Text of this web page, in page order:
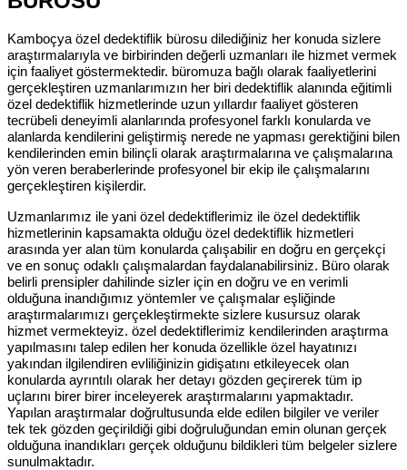
Kamboçya özel dedektiflik bürosu dilediğiniz her konuda sizlere
araştırmalarıyla ve birbirinden değerli uzmanları ile hizmet vermek
için faaliyet göstermektedir. büromuza bağlı olarak faaliyetlerini
gerçekleştiren uzmanlarımızın her biri dedektiflik alanında eğitimli
özel dedektiflik hizmetlerinde uzun yıllardır faaliyet gösteren
tecrübeli deneyimli alanlarında profesyonel farklı konularda ve
alanlarda kendilerini geliştirmiş nerede ne yapması gerektiğini bilen
kendilerinden emin bilinçli olarak araştırmalarına ve çalışmalarına
yön veren beraberlerinde profesyonel bir ekip ile çalışmalarını
gerçekleştiren kişilerdir.
Uzmanlarımız ile yani özel dedektiflerimiz ile özel dedektiflik
hizmetlerinin kapsamakta olduğu özel dedektiflik hizmetleri
arasında yer alan tüm konularda çalışabilir en doğru en gerçekçi
ve en sonuç odaklı çalışmalardan faydalanabilirsiniz. Büro olarak
belirli prensipler dahilinde sizler için en doğru ve en verimli
olduğuna inandığımız yöntemler ve çalışmalar eşliğinde
araştırmalarımızı gerçekleştirmekte sizlere kusursuz olarak
hizmet vermekteyiz. özel dedektiflerimiz kendilerinden araştırma
yapılmasını talep edilen her konuda özellikle özel hayatınızı
yakından ilgilendiren evliliğinizin gidişatını etkileyecek olan
konularda ayrıntılı olarak her detayı gözden geçirerek tüm ip
uçlarını birer birer inceleyerek araştırmalarını yapmaktadır.
Yapılan araştırmalar doğrultusunda elde edilen bilgiler ve veriler
tek tek gözden geçirildiği gibi doğruluğundan emin olunan gerçek
olduğuna inandıkları gerçek olduğunu bildikleri tüm belgeler sizlere
sunulmaktadır.